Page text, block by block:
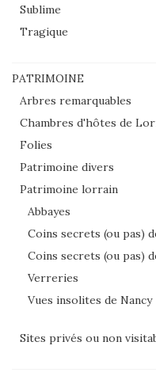
Sublime
Tragique
PATRIMOINE
Arbres remarquables
Chambres d'hôtes de
Folies
Patrimoine divers
Patrimoine lorrain
Abbayes
Coins secrets (ou pas)
Coins secrets (ou pas)
Verreries
Vues insolites de Nancy
Sites privés ou non